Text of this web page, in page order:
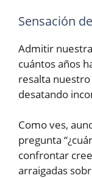
Sensación
Admitir
cuántos años
resalta
desatando
Como ves,
pregunta
confrontar
arraigadas